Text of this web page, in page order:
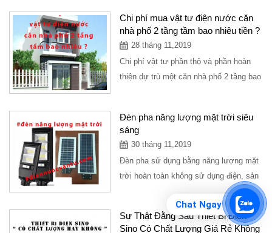
Chat Ngay
Chi phí mua vật tư điện nước căn
nhà phố 2 tầng tầm bao nhiêu tiền ?
28 tháng 11,2019
Chi phí vật tư phần thô và phần hoàn
thiện dự trù một căn nhà phố 2 tầng bao
Đèn pha năng lượng mặt trời siêu
sáng
30 tháng 11,2019
Đèn pha sử dụng bằng năng lượng mặt
trời hoàn toàn không sử dụng điện, sản
phẩm rất được ưa chuộng và siêu
Sự Thật Đằng Sau Thiết Bị Điện
Sino Có Chất Lượng Giá Rẻ Không